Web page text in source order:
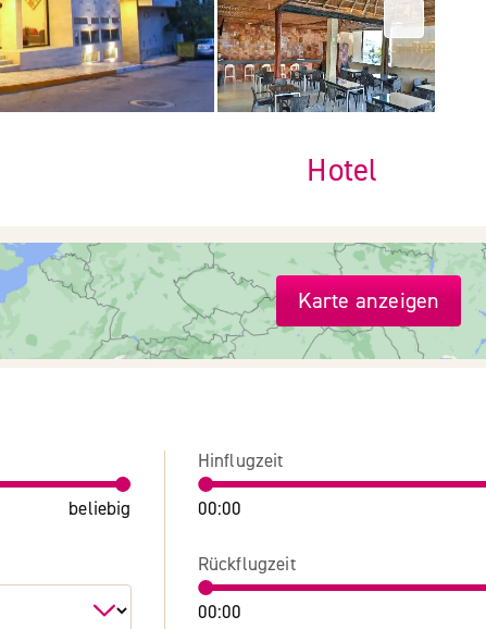
Hotel
Karte anzeigen
beliebig
Hinflugzeit
00:00
Rückflugzeit
00:00